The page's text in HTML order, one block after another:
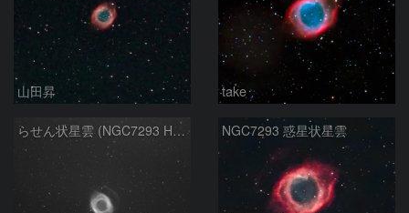
山田昇 take
らせん状星雲 (NGC7293 Helix Nebula) NGC7293 惑星状星雲